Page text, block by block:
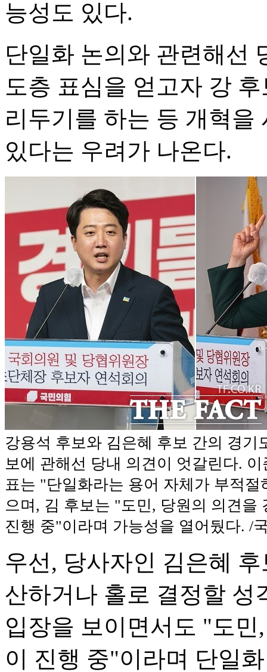
능성도 있다.
단일화 논의와 관련해선
도층 표심을 얻고자 강
리두기를 하는 등 개혁을
있다는 우려가 나온다.
강용석 후보와 김은혜 후보 간의 경기
보에 관해선 당내 의견이 엇갈린다.
표는 "단일화라는 용어 자체가 부적
으며, 김 후보는 "도민, 당원의 의견을
진행 중"이라며 가능성을 열어뒀다. /
우선, 당사자인 김은혜
산하거나 홀로 결정할 성
입장을 보이면서도 "도
이 진행 중"이라며 단일